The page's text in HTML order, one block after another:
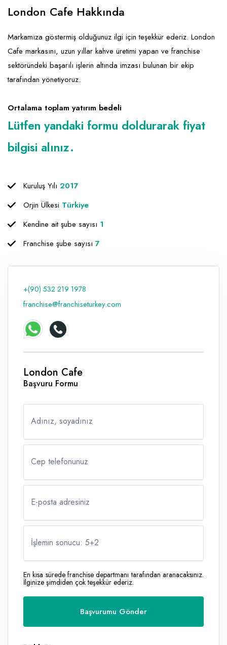
Sağlık Güzellik
Turizm - Eğlence
Mobilya ve Ev Tekstili
Oyuncak ve Hediyelik
Takı
Yapı Malzemesi - Hırdavat
Gıda ve Sarf Malzemeleri
Güvenlik - Temizlik
Giyim - Aksesuar
Hukuk - Marka - Patent ve Tercüme
Isıtma - Soğutma ve Havalandırma
Lojistik - Kargo ve Kurye
Matbaa - Fotoğraf
Mobilya Dekorasyon
Proje - İnşaat ve Tesisat
Raf ve Depo Sistemleri
Reklam - Tanıtım - PR ve İnternet
Seyahat - Rent A Car
Tabela - Dijital Baskı
London Cafe Hakkında
Markamıza göstermiş olduğunuz ilgi için teşekkür ederiz. London
Cafe markasını, uzun yıllar kahve üretimi yapan ve franchise
sektöründeki başarılı işlerin altında imzası bulunan bir ekip
tarafından yönetiyoruz.
Ortalama toplam yatırım bedeli
Lütfen yandaki formu doldurarak fiyat
bilgisi alınız.
Kuruluş Yılı 2017
Orjin Ülkesi Türkiye
Kendine ait şube sayısı 1
Franchise şube sayısı 7
+(90) 532 219 1978
franchise@franchiseturkey.com
London Cafe
Başvuru Formu
Adınız, soyadınız
Cep telefonunuz
E-posta adresiniz
İşlemin sonucu: 5+2
En kısa sürede franchise departmanı tarafından aranacaksınız.
İlginize şimdiden çok teşekkür ederiz.